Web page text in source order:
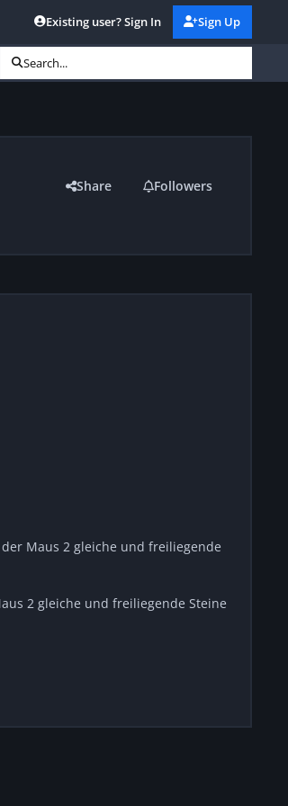
Existing user? Sign In Sign Up
Search...
Share Followers
Maus 2 gleiche und freiliegende
2 gleiche und freiliegende Steine